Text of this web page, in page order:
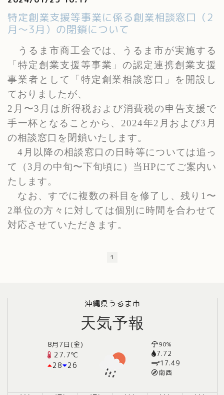
特定創業支援等事業に係る創業相談窓口（2
月〜3月）の閉鎖について
うるま市商工会では、うるま市が実施する
「特定創業支援等事業」の認定連携創業支援
事業者として「特定創業相談窓口」を開設し
ておりましたが、
2 月〜3 月は所得税および消費税の申告支援で
手一杯となることから、 2024年2 月および3 月
の相談窓口を閉鎖いたします。
4 月以降の相談窓口の日時等については追っ
て（ 3 月の中旬〜下旬頃に）当HPにてご案内い
たします。
なお、すでに複数の科目を修了し、残り 1〜
2単位の方々に対しては個別に時間を合わせて
対応させていただきます。
1
沖縄県うるま市
天気予報
8月7日(金)
27.7℃
28
26
90%
7.72
17.49
南西